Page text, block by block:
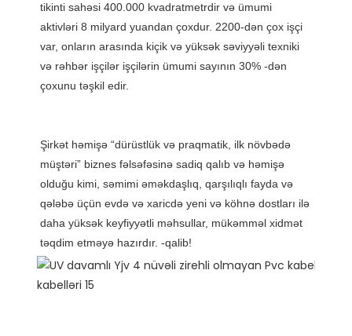
tikinti sahəsi 400.000 kvadratmetrdir və ümumi
aktivləri 8 milyard yuandan çoxdur. 2200-dən çox işçi
var, onların arasında kiçik və yüksək səviyyəli texniki
və rəhbər işçilər işçilərin ümumi sayının 30% -dən
Şirkət həmişə “dürüstlük və praqmatik, ilk növbədə
müştəri” biznes fəlsəfəsinə sadiq qalıb və həmişə
olduğu kimi, səmimi əməkdaşlıq, qarşılıqlı fayda və
qələbə üçün evdə və xaricdə yeni və köhnə dostları ilə
daha yüksək keyfiyyətli məhsullar, mükəmməl xidmət